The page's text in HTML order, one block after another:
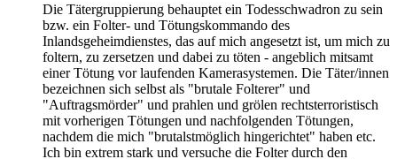
Die Tätergruppierung behauptet ein Todesschwadron zu sein
bzw. ein Folter- und Tötungskommando des
Inlandsgeheimdienstes, das auf mich angesetzt ist, um mich zu
foltern, zu zersetzen und dabei zu töten - angeblich mitsamt
einer Tötung vor laufenden Kamerasystemen. Die Täter/innen
bezeichnen sich selbst als "brutale Folterer" und
"Auftragsmörder" und prahlen und grölen rechtsterroristisch
mit vorherigen Tötungen und nachfolgenden Tötungen,
nachdem die mich "brutalstmöglich hingerichtet" haben etc.
Ich bin extrem stark und versuche die Folter durch den